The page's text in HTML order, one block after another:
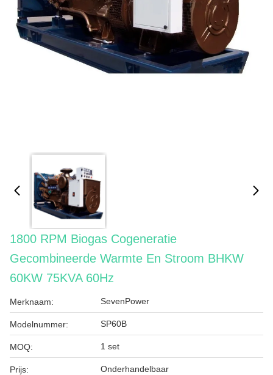
1800 RPM Biogas Cogeneratie
Gecombineerde Warmte En Stroom BHKW
60KW 75KVA 60Hz
Merknaam: SevenPower
Modelnummer: SP60B
MOQ: 1 set
Prijs: Onderhandelbaar